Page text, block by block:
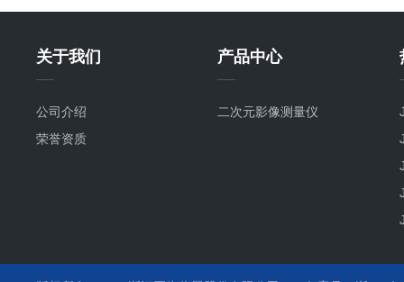
关于我们
公司介绍
荣誉资质
产品中心
二次元影像测量仪